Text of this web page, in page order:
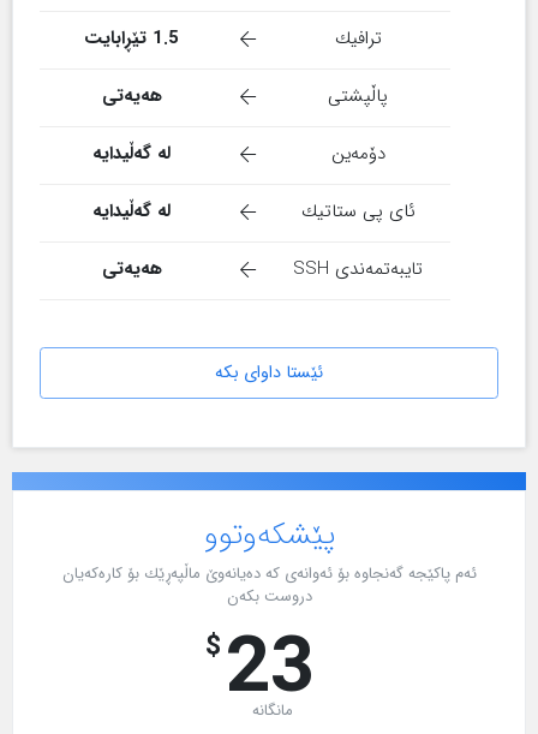
ترافیك
1.5 تێڕابایت
پاڵپشتی
هەیەتی
دۆمەین
لە گەڵیدایە
ئای پی ستاتیك
لە گەڵیدایە
تایبەتمەندی SSH
هەیەتی
ئێستا داوای بکە
پێشکەوتوو
ئەم پاکێجە گەنجاوە بۆ ئەوانەی کە دەیانەوێ ماڵپەڕێك بۆ کارەکەیان
دروست بکەن
$23
مانگانە